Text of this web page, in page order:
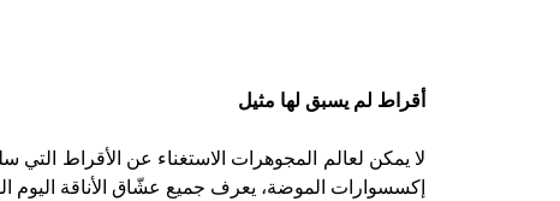
أقراط لم يسبق لها مثيل
لا يمكن لعالم المجوهرات الاستغناء عن الأقراط
إكسسوارات الموضة، يعرف جميع عشّاق الأناقة اليوم